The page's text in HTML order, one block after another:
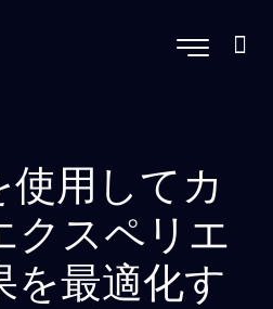
使用してカ
クスペリエ
を最適化す